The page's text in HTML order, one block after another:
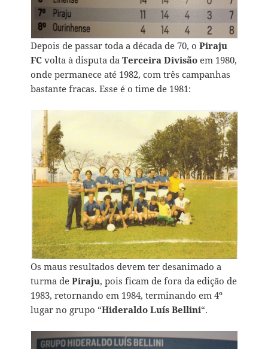
Depois de passar toda a década de 70, oPiraju
FC volta à disputa daTerceira Divisão em 1980,
onde permanece até 1982, com três campanhas
bastante fracas. Esse é o time de 1981:
Os maus resultados devem ter desanimado a
turma dePiraju, pois ficam de fora da edição de
1983, retornando em 1984, terminando em 4º
lugar no grupo “Hideraldo Luís Bellini“.